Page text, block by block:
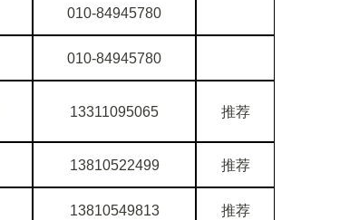
010-84945780
010-84945780
13311095065 推荐
13810522499 推荐
13810549813 推荐